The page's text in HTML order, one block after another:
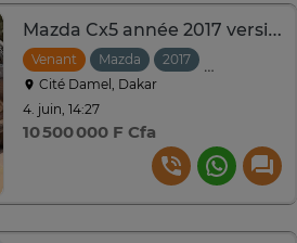
Mazda Cx5 année 2017 version 4/4
Venant Mazda 2017
Cité Damel, Dakar
4. juin, 14:27
10 500 000 F Cfa